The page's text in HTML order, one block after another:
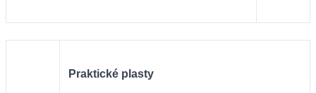
Praktické plasty